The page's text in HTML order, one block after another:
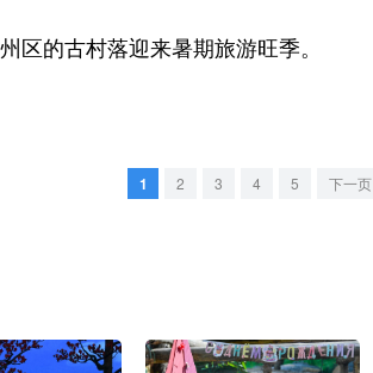
的古村落迎来暑期旅游旺季。
1 2 3 4 5 下一页